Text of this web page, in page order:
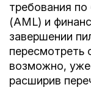
требования
(AML) и
завершении
пересмотреть
возможно,
расширив